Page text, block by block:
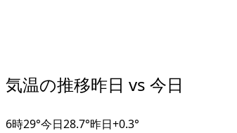
気温の推移昨日 vs 今日
6時29°今日28.7°昨日+0.3°